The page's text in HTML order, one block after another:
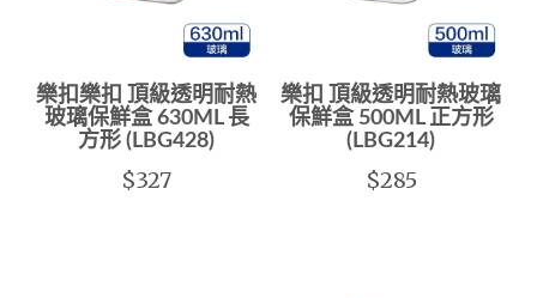
樂扣樂扣 頂級透明耐熱
玻璃保鮮盒 630ML 長
方形 (LBG428)
$327
樂扣 頂級透明耐熱玻璃
保鮮盒 500ML 正方形
(LBG214)
$285